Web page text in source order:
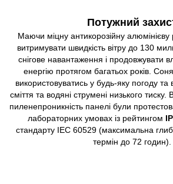
Потужний
Маючи міцну антикорозійну
витримувати швидкість вітру до 130
снігове навантаження і продовжувати
енергію протягом багатьох років.
використовуватись у будь-яку погоду
сміття та водяні струмені низького тиску.
пиленепроникність панелі були
лабораторних умовах із рейтингом
стандарту IEC 60529 (максимальна
термін до 72 годин).